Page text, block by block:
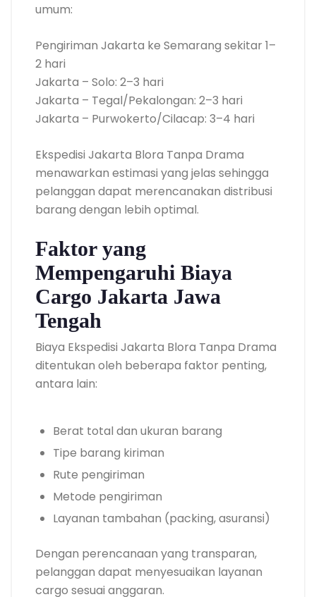
umum:
Pengiriman Jakarta ke Semarang sekitar 1–
2 hari
Jakarta – Solo: 2–3 hari
Jakarta – Tegal/Pekalongan: 2–3 hari
Jakarta – Purwokerto/Cilacap: 3–4 hari
Ekspedisi Jakarta Blora Tanpa Drama
menawarkan estimasi yang jelas sehingga
pelanggan dapat merencanakan distribusi
barang dengan lebih optimal.
Faktor yang
Mempengaruhi Biaya
Cargo Jakarta Jawa
Tengah
Biaya Ekspedisi Jakarta Blora Tanpa Drama
ditentukan oleh beberapa faktor penting,
antara lain:
Berat total dan ukuran barang
Tipe barang kiriman
Rute pengiriman
Metode pengiriman
Layanan tambahan (packing, asuransi)
Dengan perencanaan yang transparan,
pelanggan dapat menyesuaikan layanan
cargo sesuai anggaran.